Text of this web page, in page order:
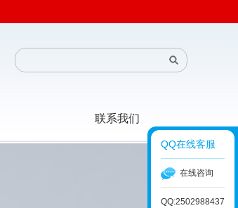
联系我们
QQ在线客服
在线咨询
QQ:2502988437